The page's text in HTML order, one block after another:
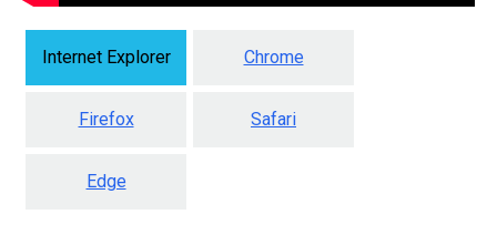
Internet Explorer Chrome
Firefox Safari
Edge